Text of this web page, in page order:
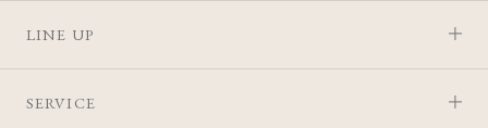
LINE UP
SERVICE